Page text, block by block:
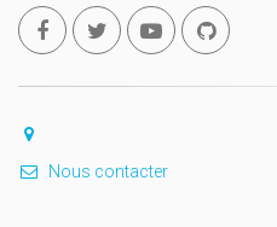
Nous contacter